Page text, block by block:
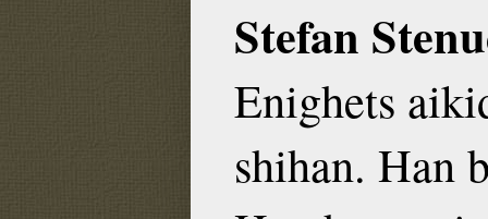
Stefan
Enighets
shihan. Han